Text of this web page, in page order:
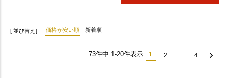
並び替え 価格が安い順 新着順
73件中 1-20件表示 1 2 4